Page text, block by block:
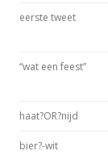
eerste tweet
“wat een feest”
haat?OR?nijd
bier?-wit